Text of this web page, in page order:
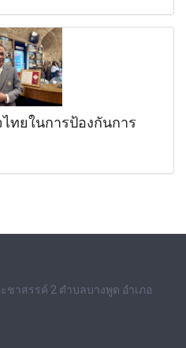
ทยในการป้องกันการ
าสรรค์ 2 ตำบลบางพูด อำเภอ